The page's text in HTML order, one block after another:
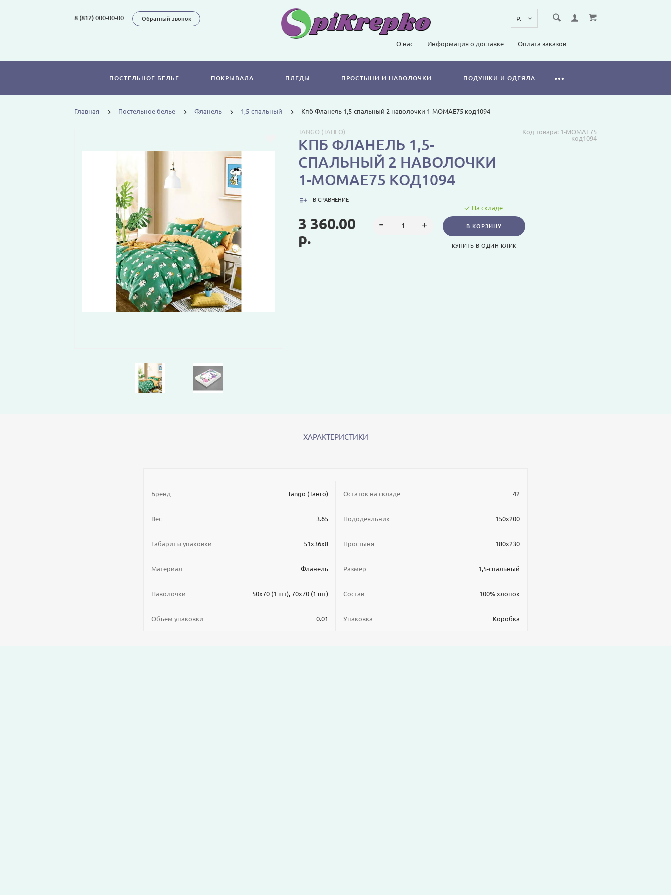
8 (812) 000-00-00 Обратный звонок
О нас Информация о доставке Оплата заказов
ПОСТЕЛЬНОЕ БЕЛЬЕ ПОКРЫВАЛА ПЛЕДЫ ПРОСТЫНИ И НАВОЛОЧКИ ПОДУШКИ И ОДЕЯЛА
Главная Постельное белье Фланель 1,5-спальный Кпб Фланель 1,5-спальный 2 наволочки 1-MOMAE75 код1094
Код товара: 1-MOMAE75
код1094
TANGO (ТАНГО)
КПБ ФЛАНЕЛЬ 1,5-
СПАЛЬНЫЙ 2 НАВОЛОЧКИ
1-MOMAE75 КОД1094
В СРАВНЕНИЕ
3 360.00
р.
На складе
В КОРЗИНУ
КУПИТЬ В ОДИН КЛИК
ХАРАКТЕРИСТИКИ
Бренд Tango (Танго)
Вес 3.65
Габариты упаковки 51x36x8
Материал Фланель
Наволочки 50x70 (1 шт), 70x70 (1 шт)
Объем упаковки 0.01
Остаток на складе 42
Пододеяльник 150x200
Простыня 180x230
Размер 1,5-спальный
Состав 100% хлопок
Упаковка Коробка